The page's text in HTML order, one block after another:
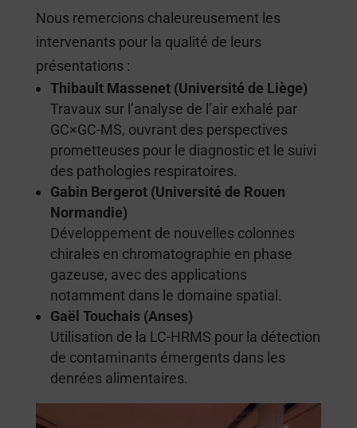
Nous remercions chaleureusement les
intervenants pour la qualité de leurs
présentations :
Thibault Massenet (Université de Liège)
Travaux sur l’analyse de l’air exhalé par
GC×GC-MS, ouvrant des perspectives
prometteuses pour le diagnostic et le suivi
des pathologies respiratoires.
Gabin Bergerot (Université de Rouen
Normandie)
Développement de nouvelles colonnes
chirales en chromatographie en phase
gazeuse, avec des applications
notamment dans le domaine spatial.
Gaël Touchais (Anses)
Utilisation de la LC-HRMS pour la détection
de contaminants émergents dans les
denrées alimentaires.